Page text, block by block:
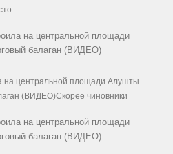
на центральной площади
балаган (ВИДЕО)
на центральной площади Алушты
(ВИДЕО)Скорее чиновники
на центральной площади
балаган (ВИДЕО)